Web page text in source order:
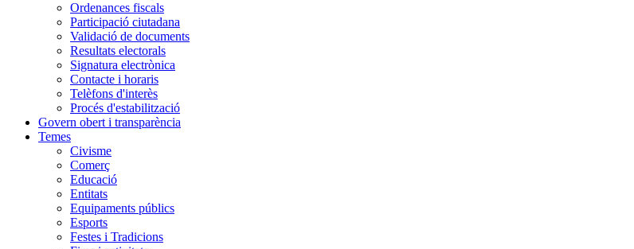
Ordenances fiscals
Participació ciutadana
Validació de documents
Resultats electorals
Signatura electrònica
Contacte i horaris
Telèfons d'interès
Procés d'estabilització
Govern obert i transparència
Temes
Civisme
Comerç
Educació
Entitats
Equipaments públics
Esports
Festes i Tradicions